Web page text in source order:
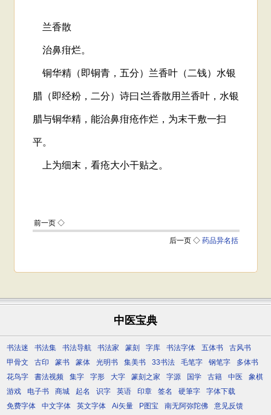
中医宝典
书法迷 书法集 书法导航 书法家 篆刻 字库 书法字体 五体书
古风书
甲骨文
古印 篆书 篆体 光明书 集美书 33书法 毛笔字 钢笔字
多体书
花鸟字
書法视频 集字 字形 大字 篆刻之家 字源 国学 古籍 中医
象棋
游戏
电子书 商城 起名 识字 英语 印章 签名 硬筆字
字体下载
免费字体
中文字体 英文字体 Ai矢量 P图宝 南无阿弥陀佛 意见反馈